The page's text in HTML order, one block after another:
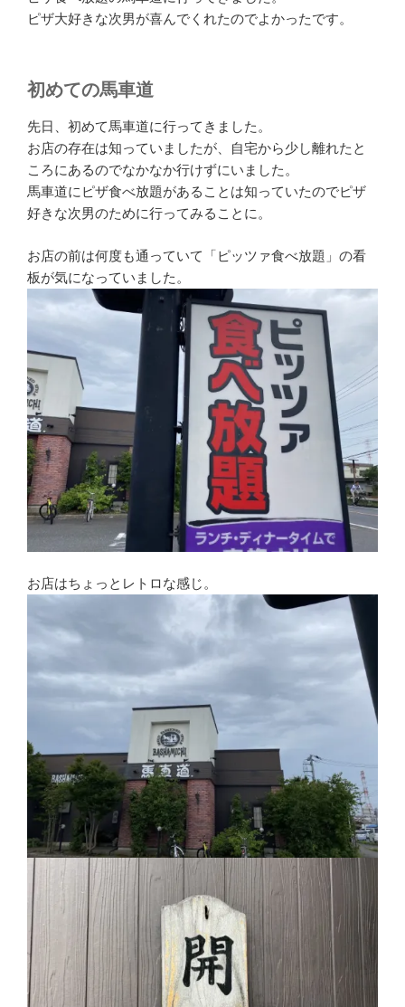
ピザ大好きな次男が喜んでくれたのでよかったです。
初めての馬車道
先日、初めて馬車道に行ってきました。
お店の存在は知っていましたが、自宅から少し離れたと
ころにあるのでなかなか行けずにいました。
馬車道にピザ食べ放題があることは知っていたのでピザ
好きな次男のために行ってみることに。
お店の前は何度も通っていて「ピッツァ食べ放題」の看
板が気になっていました。
お店はちょっとレトロな感じ。